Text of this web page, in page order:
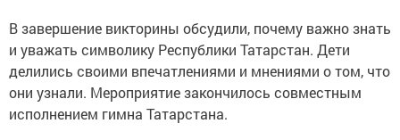
В завершение викторины обсудили, почему важно знать
и уважать символику Республики Татарстан. Дети
делились своими впечатлениями и мнениями о том, что
они узнали. Мероприятие закончилось совместным
исполнением гимна Татарстана.